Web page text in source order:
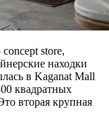
store,
находки
в Kaganat Mall
квадратных
вторая крупная